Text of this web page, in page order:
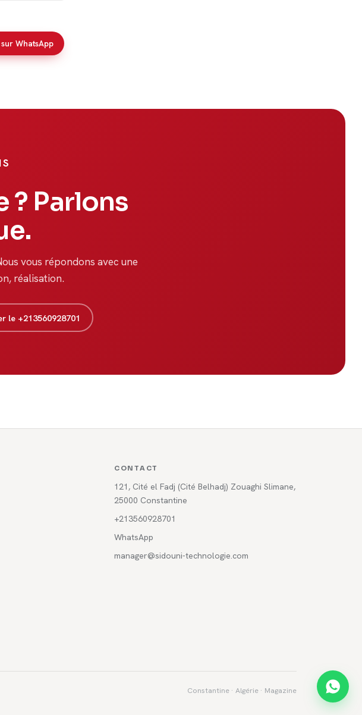
WhatsApp
? Parlons
vous répondons avec une
réalisation.
le +213560928701
CONTACT
121, Cité el Fadj (Cité Belhadj) Zouaghi Slimane,
25000 Constantine
+213560928701
WhatsApp
manager@sidouni-technologie.com
Constantine · Algérie · Magazine